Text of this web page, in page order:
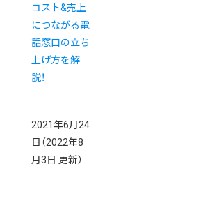
コスト&売上
につながる電
話窓口の立ち
上げ方を解
説！
2021年6月24
日 （2022年8
月3日 更新）